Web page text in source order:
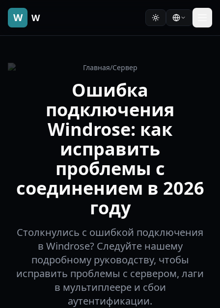
W W
Главная/Сервер
Ошибка
подключения
Windrose: как
исправить
проблемы с
соединением в 2026
году
Столкнулись с ошибкой подключения
в Windrose? Следуйте нашему
подробному руководству, чтобы
исправить проблемы с сервером, лаги
в мультиплеере и сбои
аутентификации.